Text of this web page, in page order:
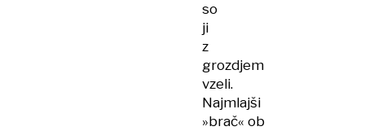
so
ji
z
grozdjem
vzeli.
Najmlajši
»brač« ob